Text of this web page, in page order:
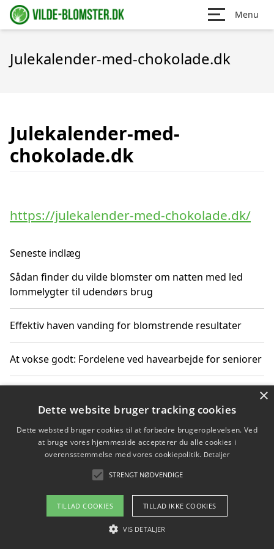
Menu
Julekalender-med-chokolade.dk
Julekalender-med-
chokolade.dk
https://julekalender-med-chokolade.dk/
Seneste indlæg
Sådan finder du vilde blomster om natten med led
lommelygter til udendørs brug
Effektiv haven vanding for blomstrende resultater
At vokse godt: Fordelene ved havearbejde for seniorer
landskabsprojekter
Gør haven til et frirum for familien og naturen
Copyright 2026 - Pilanto Aps
Om / kontakt
Blog Betingelser
×
Dette website bruger tracking cookies
Dette websted bruger cookies til at forbedre brugeroplevelsen. Ved
at bruge vores hjemmeside accepterer du alle cookies i
overensstemmelse med vores cookiepolitik. Detaljer
STRENGT NØDVENDIGE
TILLAD COOKIES TILLAD IKKE COOKIES
VIS DETALJER